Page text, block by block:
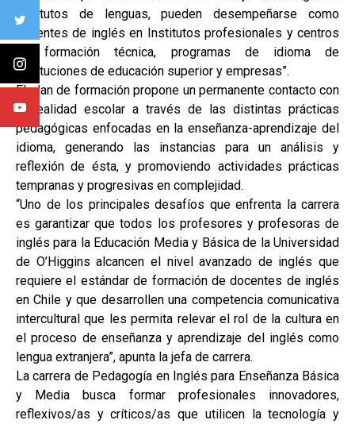
institutos de lenguas, pueden desempeñarse como
docentes de inglés en Institutos profesionales y centros
de formación técnica, programas de idioma de
instituciones de educación superior y empresas”.
El plan de formación propone un permanente contacto con
la realidad escolar a través de las distintas prácticas
pedagógicas enfocadas en la enseñanza-aprendizaje del
idioma, generando las instancias para un análisis y
reflexión de ésta, y promoviendo actividades prácticas
tempranas y progresivas en complejidad.
“Uno de los principales desafíos que enfrenta la carrera
es garantizar que todos los profesores y profesoras de
inglés para la Educación Media y Básica de la Universidad
de O’Higgins alcancen el nivel avanzado de inglés que
requiere el estándar de formación de docentes de inglés
en Chile y que desarrollen una competencia comunicativa
intercultural que les permita relevar el rol de la cultura en
el proceso de enseñanza y aprendizaje del inglés como
lengua extranjera”, apunta la jefa de carrera.
La carrera de Pedagogía en Inglés para Enseñanza Básica
y Media busca formar profesionales innovadores,
reflexivos/as y críticos/as que utilicen la tecnología y